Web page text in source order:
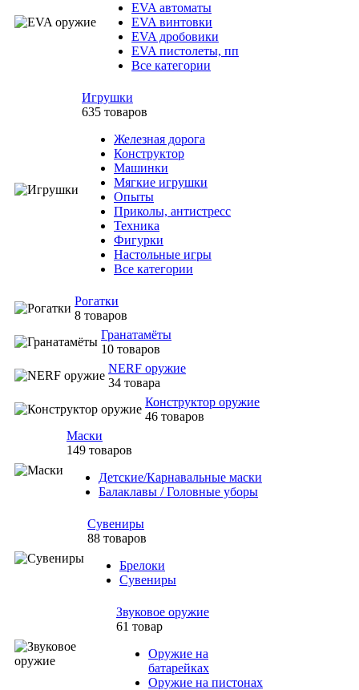
EVA автоматы
EVA винтовки
EVA дробовики
EVA пистолеты, пп
Все категории
Игрушки
635 товаров
Железная дорога
Конструктор
Машинки
Мягкие игрушки
Опыты
Приколы, антистресс
Техника
Фигурки
Настольные игры
Все категории
Рогатки
8 товаров
Гранатамёты
10 товаров
NERF оружие
34 товара
Конструктор оружие
46 товаров
Маски
149 товаров
Детские/Карнавальные маски
Балаклавы / Головные уборы
Сувениры
88 товаров
Брелоки
Сувениры
Звуковое оружие
61 товар
Оружие на
батарейках
Оружие на пистонах